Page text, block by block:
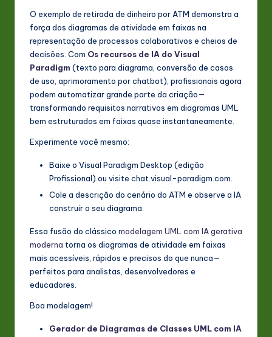
O exemplo de retirada de dinheiro por ATM demonstra a
força dos diagramas de atividade em faixas na
representação de processos colaborativos e cheios de
decisões. Com Os recursos de IA do Visual
Paradigm (texto para diagrama, conversão de casos
de uso, aprimoramento por chatbot), profissionais agora
podem automatizar grande parte da criação—
transformando requisitos narrativos em diagramas UML
bem estruturados em faixas quase instantaneamente.
Experimente você mesmo:
Baixe o Visual Paradigm Desktop (edição
Profissional) ou visite chat.visual-paradigm.com.
Cole a descrição do cenário do ATM e observe a IA
construir o seu diagrama.
Essa fusão do clássico modelagem UML com IA gerativa
moderna torna os diagramas de atividade em faixas
mais acessíveis, rápidos e precisos do que nunca—
perfeitos para analistas, desenvolvedores e
educadores.
Boa modelagem!
Gerador de Diagramas de Classes UML com IA